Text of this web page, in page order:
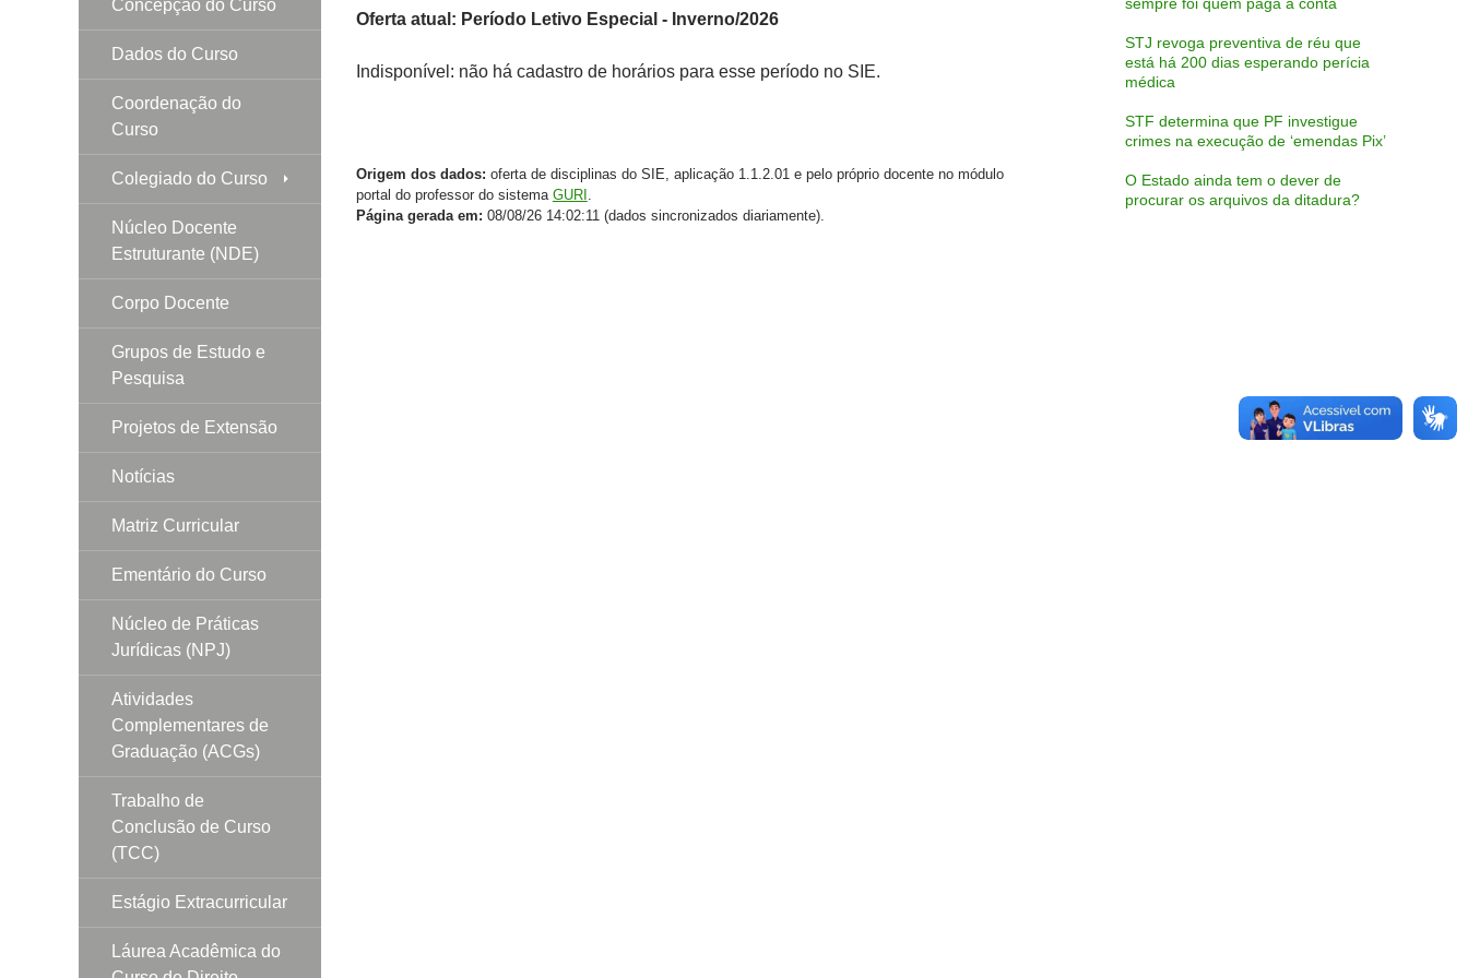
Oferta atual: Período Letivo Especial - Inverno/2026
Indisponível: não há cadastro de horários para esse período no SIE.
Origem dos dados: oferta de disciplinas do SIE, aplicação 1.1.2.01 e pelo próprio docente no módulo
portal do professor do sistema GURI
Página gerada em: 08/08/26 14:02:11 (dados sincronizados diariamente).
STJ revoga preventiva de réu que
está há 200 dias esperando perícia
médica
STF determina que PF investigue
crimes na execução de ‘emendas Pix’
O Estado ainda tem o dever de
procurar os arquivos da ditadura?
Concepção do Curso
Dados do Curso
Coordenação do
Curso
Colegiado do Curso
Núcleo Docente
Estruturante (NDE)
Corpo Docente
Grupos de Estudo e
Pesquisa
Projetos de Extensão
Notícias
Matriz Curricular
Ementário do Curso
Núcleo de Práticas
Jurídicas (NPJ)
Atividades
Complementares de
Graduação (ACGs)
Trabalho de
Conclusão de Curso
(TCC)
Estágio Extracurricular
Láurea Acadêmica do